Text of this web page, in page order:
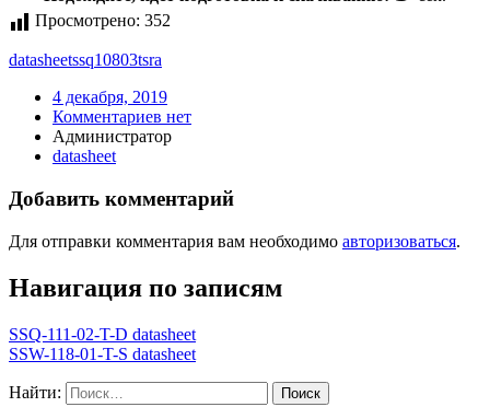
Просмотрено: 352
datasheetssq10803tsra
4 декабря, 2019
Комментариев нет
Администратор
datasheet
Добавить комментарий
Для отправки комментария вам необходимо авторизоваться.
Навигация по записям
SSQ-111-02-T-D datasheet
SSW-118-01-T-S datasheet
Найти: